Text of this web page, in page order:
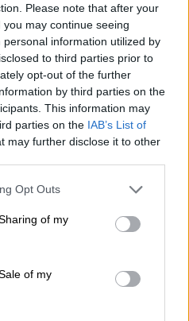
Please note that after your
may continue seeing
information utilized by
to third parties prior to
opt-out of the further
by third parties on the
This information may
parties on the IAB’s List of
may further disclose it to other
uses one or more Google
behaviour. You may click to
and its third-party tags to
purposes in below Google
Opt Outs
of my
of my
όταν 43 μωρά
από γυναίκες χωρίς
Επτά από αυτά τα
έναν βιομήχανο ο
της Ομπρέλας,
παιδιά, τα οποία
γίνουν σούπερ ήρωες.
οικογένειας
και θα χάσουν
ο θάνατος του
ξανά, στην
τα πραγματικά